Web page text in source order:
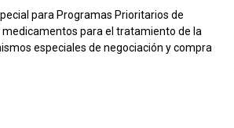
para Programas Prioritarios de
para el tratamiento de la
especiales de negociación y compra